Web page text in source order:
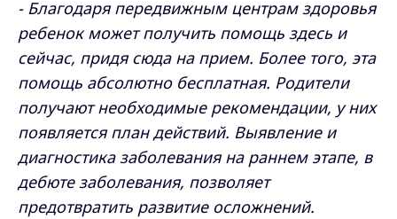
- Благодаря передвижным центрам здоровья
ребенок может получить помощь здесь и
сейчас, придя сюда на прием. Более того, эта
помощь абсолютно бесплатная. Родители
получают необходимые рекомендации, у них
появляется план действий. Выявление и
диагностика заболевания на раннем этапе, в
дебюте заболевания, позволяет
предотвратить развитие осложнений.